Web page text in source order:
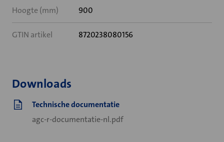
Hoogte (mm) 900
GTIN artikel 8720238080156
Downloads
Technische documentatie
agc-r-documentatie-nl.pdf